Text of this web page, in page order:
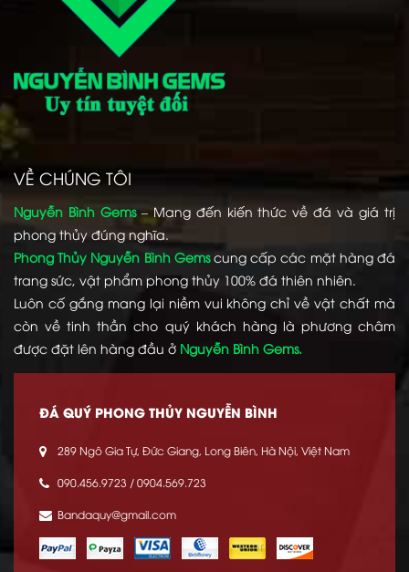
VỀ CHÚNG TÔI
Nguyễn Bình Gems– Mang đến kiến thức về đá và giá trị
phong thủy đúng nghĩa.
Phong Thủy Nguyễn Bình Gemscung cấp các mặt hàng đá
trang sức, vật phẩm phong thủy 100% đá thiên nhiên.
Luôn cố gắng mang lại niềm vui không chỉ về vật chất mà
còn về tinh thần cho quý khách hàng là phương châm
được đặt lên hàng đầu ở Nguyễn Bình Gems.
ĐÁ QUÝ PHONG THỦY NGUYỄN BÌNH
289 Ngô Gia Tự, Đức Giang, Long Biên, Hà Nội, Việt Nam
090.456.9723 / 0904.569.723
Bandaquy@gmail.com